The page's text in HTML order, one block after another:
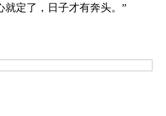
就定了，日子才有奔头。”